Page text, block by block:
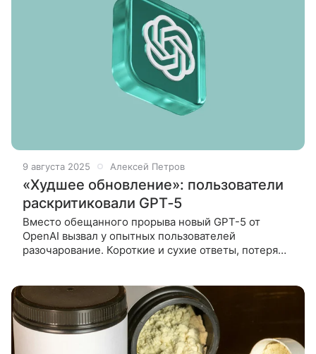
9 августа 2025 Алексей Петров
«Худшее обновление»: пользователи
раскритиковали GPT‑5
Вместо обещанного прорыва новый GPT-5 от
OpenAI вызвал у опытных пользователей
разочарование. Короткие и сухие ответы, потеря